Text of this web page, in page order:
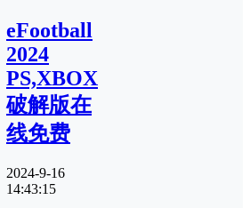
eFootball
2024
PS,XBOX
破解版在
线免费
2024-9-16
14:43:15